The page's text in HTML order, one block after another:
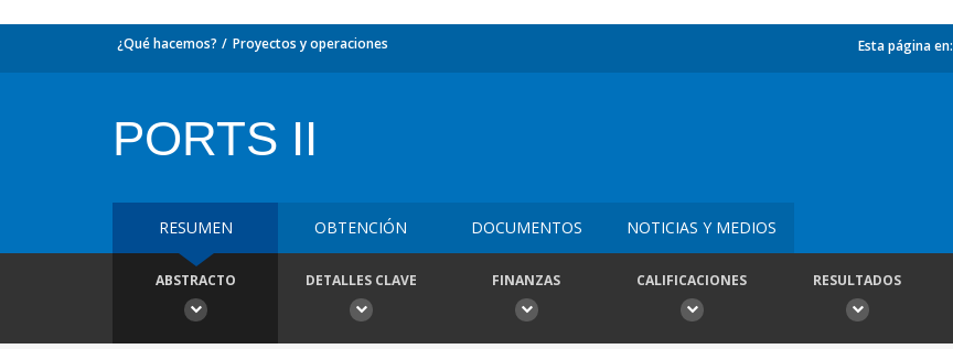
¿Qué hacemos? Proyectos y operaciones Esta página en:
PORTS II
RESUMEN OBTENCIÓN DOCUMENTOS NOTICIAS Y MEDIOS
ABSTRACTO DETALLES CLAVE FINANZAS CALIFICACIONES RESULTADOS